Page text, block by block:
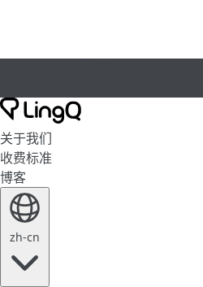
关于我们
收费标准
博客
zh-cn